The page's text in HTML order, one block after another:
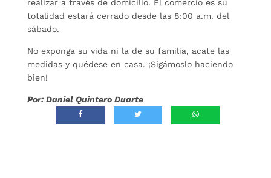
realizar a través de domicilio. El comercio es su
totalidad estará cerrado desde las 8:00 a.m. del
sábado.
No exponga su vida ni la de su familia, acate las
medidas y quédese en casa. ¡Sigámoslo haciendo
bien!
Por: Daniel Quintero Duarte